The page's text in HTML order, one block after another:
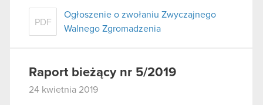
PDF
Ogłoszenie o zwołaniu Zwyczajnego
Walnego Zgromadzenia
Raport bieżący nr 5/2019
24 kwietnia 2019